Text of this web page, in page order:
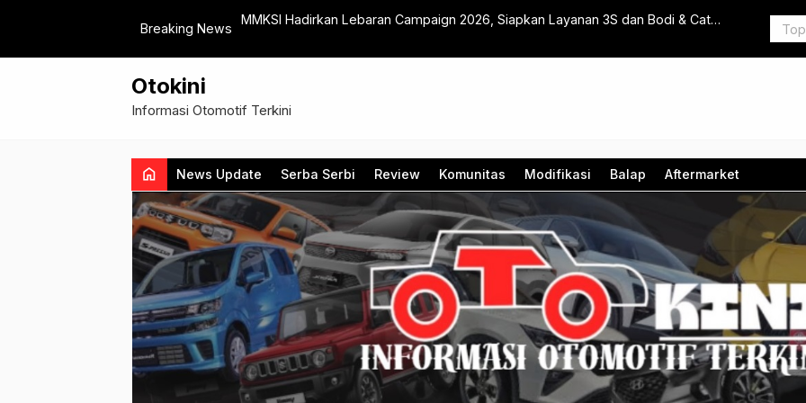
Breaking News
MMKSI Hadirkan Lebaran Campaign 2026, Siapkan Layanan 3S dan Bodi & Cat
Suzuki
Otokini
Informasi Otomotif Terkini
home News Update Serba Serbi Review Komunitas Modifikasi Balap Aftermarket